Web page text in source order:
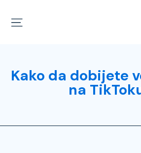
Kako da dobijete
na